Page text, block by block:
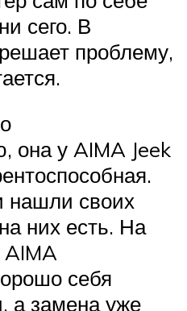
сего. В
проблему,
она у AIMA Jeek
нашли своих
них есть. На
AIMA
себя
а замена уже